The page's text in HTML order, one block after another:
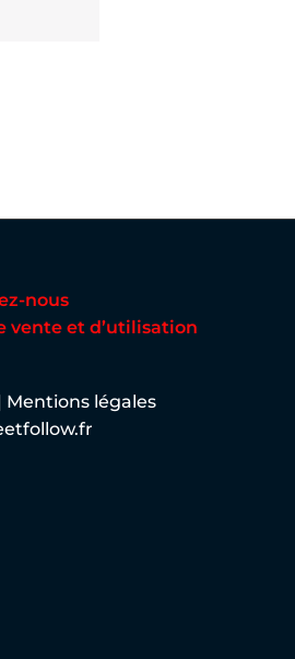
nous
vente et d’utilisation
Mentions légales